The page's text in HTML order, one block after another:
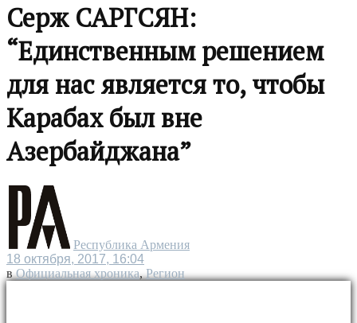
Серж САРГСЯН:
“Единственным решением
для нас является то, чтобы
Карабах был вне
Азербайджана”
Республика Армения
18 октября, 2017, 16:04
в Официальная хроника,Регион